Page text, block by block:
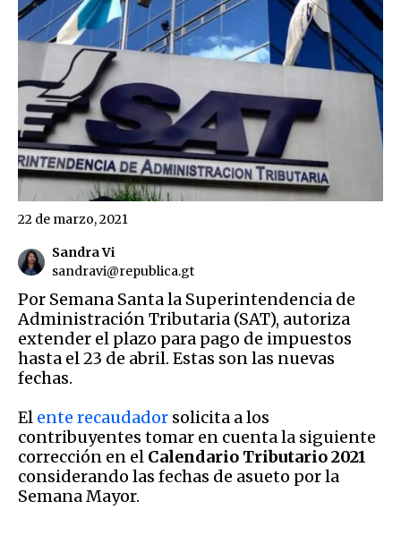
Sandra Vi
sandravi@republica.gt
22 de marzo, 2021
Por Semana Santa la Superintendencia de
Administración Tributaria (SAT), autoriza
extender el plazo para pago de impuestos
hasta el 23 de abril. Estas son las nuevas
fechas.
El ente recaudador solicita a los
contribuyentes tomar en cuenta la siguiente
corrección en el Calendario Tributario 2021
considerando las fechas de asueto por la
Semana Mayor.